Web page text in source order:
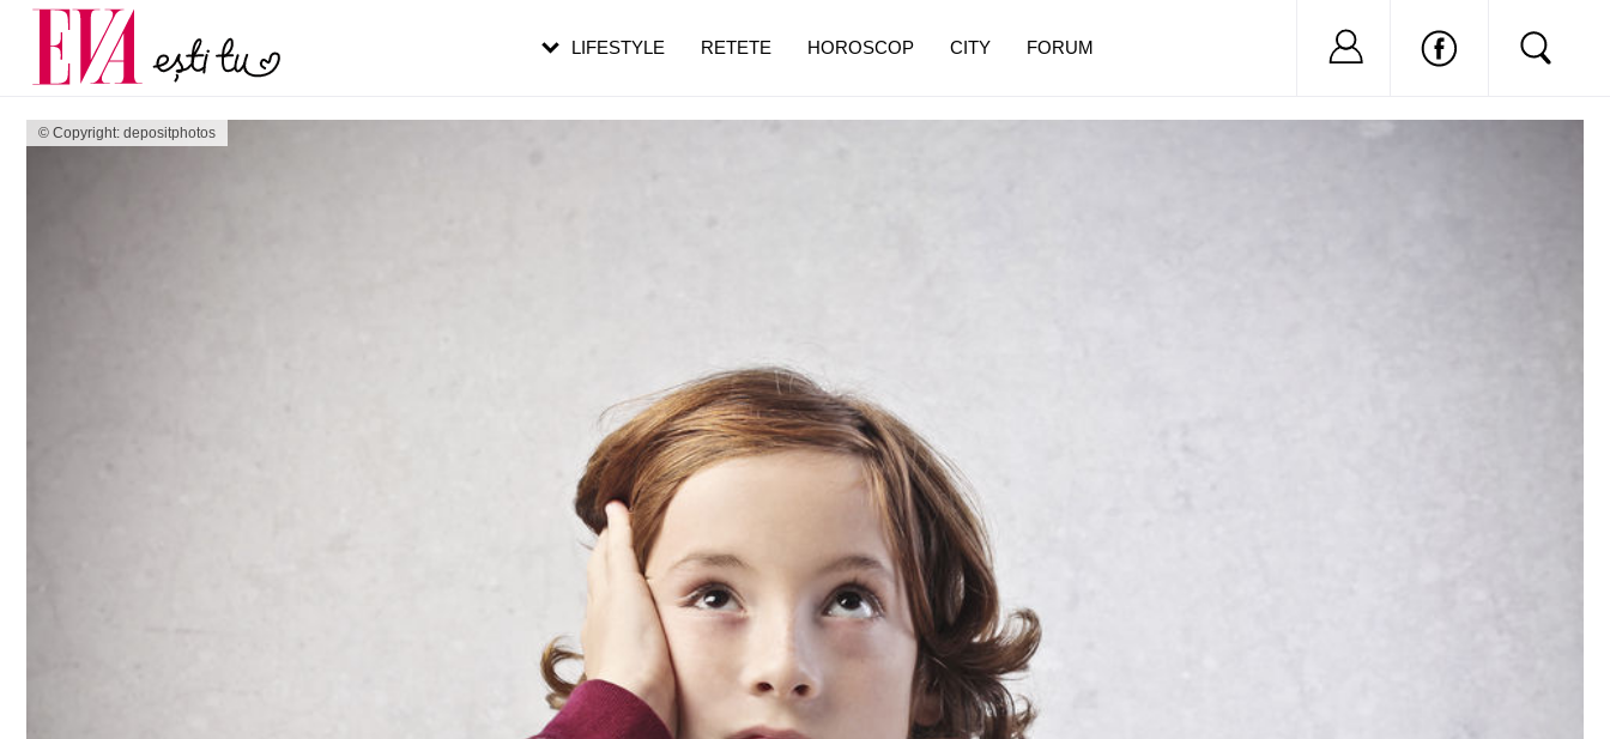
© Copyright: depositphotos
LIFESTYLE RETETE HOROSCOP CITY FORUM Nu ai cont?
Carieră
Actualitate
pe măsură ce înaintezi în vârstă